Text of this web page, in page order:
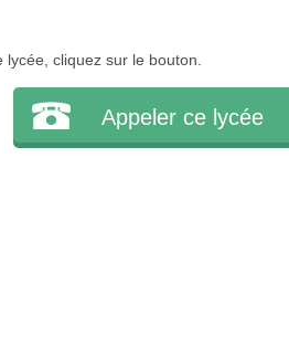
cliquez sur le bouton.
Appeler ce lycée